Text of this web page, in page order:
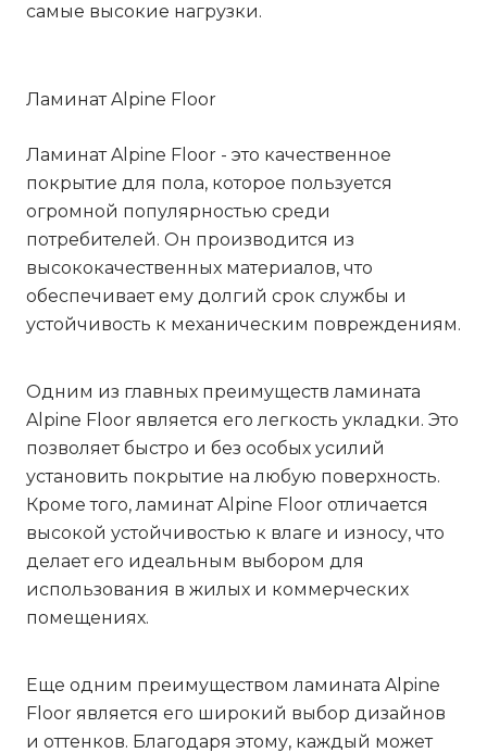
самые высокие нагрузки.
Ламинат Alpine Floor
Ламинат Alpine Floor - это качественное
покрытие для пола, которое пользуется
огромной популярностью среди
потребителей. Он производится из
высококачественных материалов, что
обеспечивает ему долгий срок службы и
устойчивость к механическим повреждениям.
Одним из главных преимуществ ламината
Alpine Floor является его легкость укладки. Это
позволяет быстро и без особых усилий
установить покрытие на любую поверхность.
Кроме того, ламинат Alpine Floor отличается
высокой устойчивостью к влаге и износу, что
делает его идеальным выбором для
использования в жилых и коммерческих
помещениях.
Еще одним преимуществом ламината Alpine
Floor является его широкий выбор дизайнов
и оттенков. Благодаря этому, каждый может